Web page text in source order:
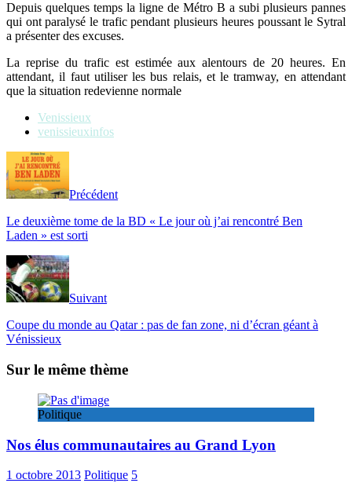
Depuis quelques temps la ligne de Métro B a subi plusieurs pannes
qui ont paralysé le trafic pendant plusieurs heures poussant le Sytral
a présenter des excuses.
La reprise du trafic est estimée aux alentours de 20 heures. En
attendant, il faut utiliser les bus relais, et le tramway, en attendant
que la situation redevienne normale
Venissieux
venissieuxinfos
Précédent
Le deuxième tome de la BD « Le jour où j’ai rencontré Ben
Laden » est sorti
Suivant
Coupe du monde au Qatar : pas de fan zone, ni d’écran géant à
Vénissieux
Sur le même thème
Politique
Nos élus communautaires au Grand Lyon
1 octobre 2013 Politique 5